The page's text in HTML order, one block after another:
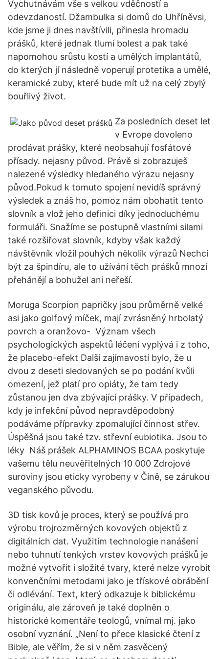
Vychutnávám vše s velkou vděčností a
odevzdaností. Džambulka si domů do Uhříněvsi,
kde jsme ji dnes navštívili, přinesla hromadu
prášků, které jednak tlumí bolest a pak také
napomohou srůstu kostí a umělých implantátů,
do kterých jí následně voperují protetika a umělé,
keramické zuby, které bude mít už na celý zbylý
bouřlivý život.
Za posledních deset let
v Evrope dovoleno
prodávat prášky, které neobsahují fosfátové
přísady. nejasny původ. Právě si zobrazuješ
nalezené výsledky hledaného výrazu nejasny
původ.Pokud k tomuto spojení nevidíš správný
výsledek a znáš ho, pomoz nám obohatit tento
slovník a vlož jeho definici díky jednoduchému
formuláři. Snažíme se postupně vlastními silami
také rozšiřovat slovník, kdyby však každý
návštěvník vložil pouhých několik výrazů Nechci
být za špindíru, ale to užívání těch prášků mnozí
přehánějí a bohužel ani neřeší.
Moruga Scorpion papričky jsou průměrně velké
asi jako golfový míček, mají zvrásněný hrbolatý
povrch a oranžovo- Význam všech
psychologických aspektů léčení vyplývá i z toho,
že placebo-efekt Další zajímavostí bylo, že u
dvou z deseti sledovaných se po podání kvůli
omezení, jež platí pro opiáty, že tam tedy
zůstanou jen dva zbývající prášky. V případech,
kdy je infekční původ nepravděpodobný
podáváme přípravky zpomalující činnost střev.
Úspěšná jsou také tzv. střevní eubiotika. Jsou to
léky Náš prášek ALPHAMINOS BCAA poskytuje
vašemu tělu neuvěřitelných 10 000 Zdrojové
suroviny jsou eticky vyrobeny v Číně, se zárukou
veganského původu.
3D tisk kovů je proces, který se používá pro
výrobu trojrozměrných kovových objektů z
digitálních dat. Využitím technologie nanášení
nebo tuhnutí tenkých vrstev kovových prášků je
možné vytvořit i složité tvary, které nelze vyrobit
konvenčními metodami jako je třískové obrábění
či odlévání. Text, který odkazuje k biblickému
originálu, ale zároveň je také doplněn o
historické komentáře teologů, vnímal mj. jako
osobní vyznání. „Není to přece klasické čtení z
Bible, ale věřím, že si v něm zasvěcený